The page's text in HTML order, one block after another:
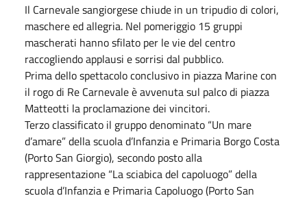
Il Carnevale sangiorgese chiude in un tripudio di colori,
maschere ed allegria. Nel pomeriggio 15 gruppi
mascherati hanno sfilato per le vie del centro
raccogliendo applausi e sorrisi dal pubblico.
Prima dello spettacolo conclusivo in piazza Marine con
il rogo di Re Carnevale è avvenuta sul palco di piazza
Matteotti la proclamazione dei vincitori.
Terzo classificato il gruppo denominato “Un mare
d’amare” della scuola d’Infanzia e Primaria Borgo Costa
(Porto San Giorgio), secondo posto alla
rappresentazione “La sciabica del capoluogo” della
scuola d’Infanzia e Primaria Capoluogo (Porto San